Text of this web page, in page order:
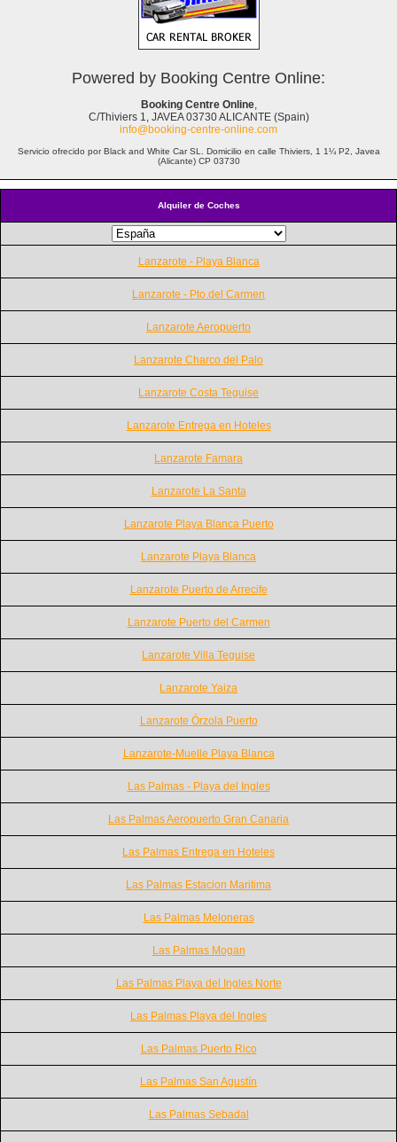
Alquiler de Coches
Lanzarote - Playa Blanca
Lanzarote - Pto.del Carmen
Lanzarote Aeropuerto
Lanzarote Charco del Palo
Lanzarote Costa Teguise
Lanzarote Entrega en Hoteles
Lanzarote Famara
Lanzarote La Santa
Lanzarote Playa Blanca Puerto
Lanzarote Playa Blanca
Lanzarote Puerto de Arrecife
Lanzarote Puerto del Carmen
Lanzarote Villa Teguise
Lanzarote Yaiza
Lanzarote Órzola Puerto
Lanzarote-Muelle Playa Blanca
Las Palmas - Playa del Ingles
Las Palmas Aeropuerto Gran Canaria
Las Palmas Entrega en Hoteles
Las Palmas Estacion Maritima
Las Palmas Meloneras
Las Palmas Mogan
Las Palmas Playa del Ingles Norte
Las Palmas Playa del Ingles
Las Palmas Puerto Rico
Las Palmas San Agustín
Las Palmas Sebadal
Powered by Booking Centre Online:
Booking Centre Online,
C/Thiviers 1, JAVEA 03730 ALICANTE (Spain)
info@booking-centre-online.com
Servicio ofrecido por Black and White Car SL. Domicilio en calle Thiviers, 1 1¼ P2, Javea
(Alicante) CP 03730